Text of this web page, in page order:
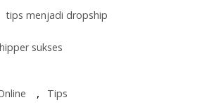
tips menjadi dropship
sukses
, Tips